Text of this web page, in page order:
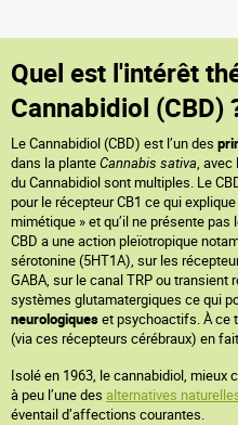
Quel est l'intérêt
Cannabidiol (CBD)
Le Cannabidiol (CBD) est l’un des
dans la planteCannabis sativa, avec
du Cannabidiol sont multiples. Le
pour le récepteur CB1 ce qui
mimétique » et qu’il ne présente
CBD a une action pleïotropique
sérotonine (5HT1A), sur les
GABA, sur le canal TRP ou
systèmes glutamatergiques ce qui
neurologiqueset psychoactifs. À ce
(via ces récepteurs cérébraux) en fait
Isolé en 1963, le cannabidiol, mieux
à peu l’une des alternatives
éventail d’affections courantes.